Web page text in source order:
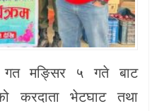
मङ्सिर ५ गते बाट
करदाता भेटघाट तथा